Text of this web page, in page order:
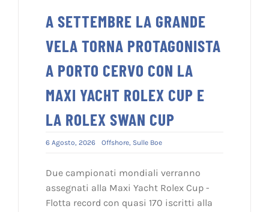
A SETTEMBRE LA GRANDE
VELA TORNA PROTAGONISTA
A PORTO CERVO CON LA
MAXI YACHT ROLEX CUP E
LA ROLEX SWAN CUP
6 Agosto, 2026 Offshore, Sulle Boe
Due campionati mondiali verranno
assegnati alla Maxi Yacht Rolex Cup -
Flotta record con quasi 170 iscritti alla